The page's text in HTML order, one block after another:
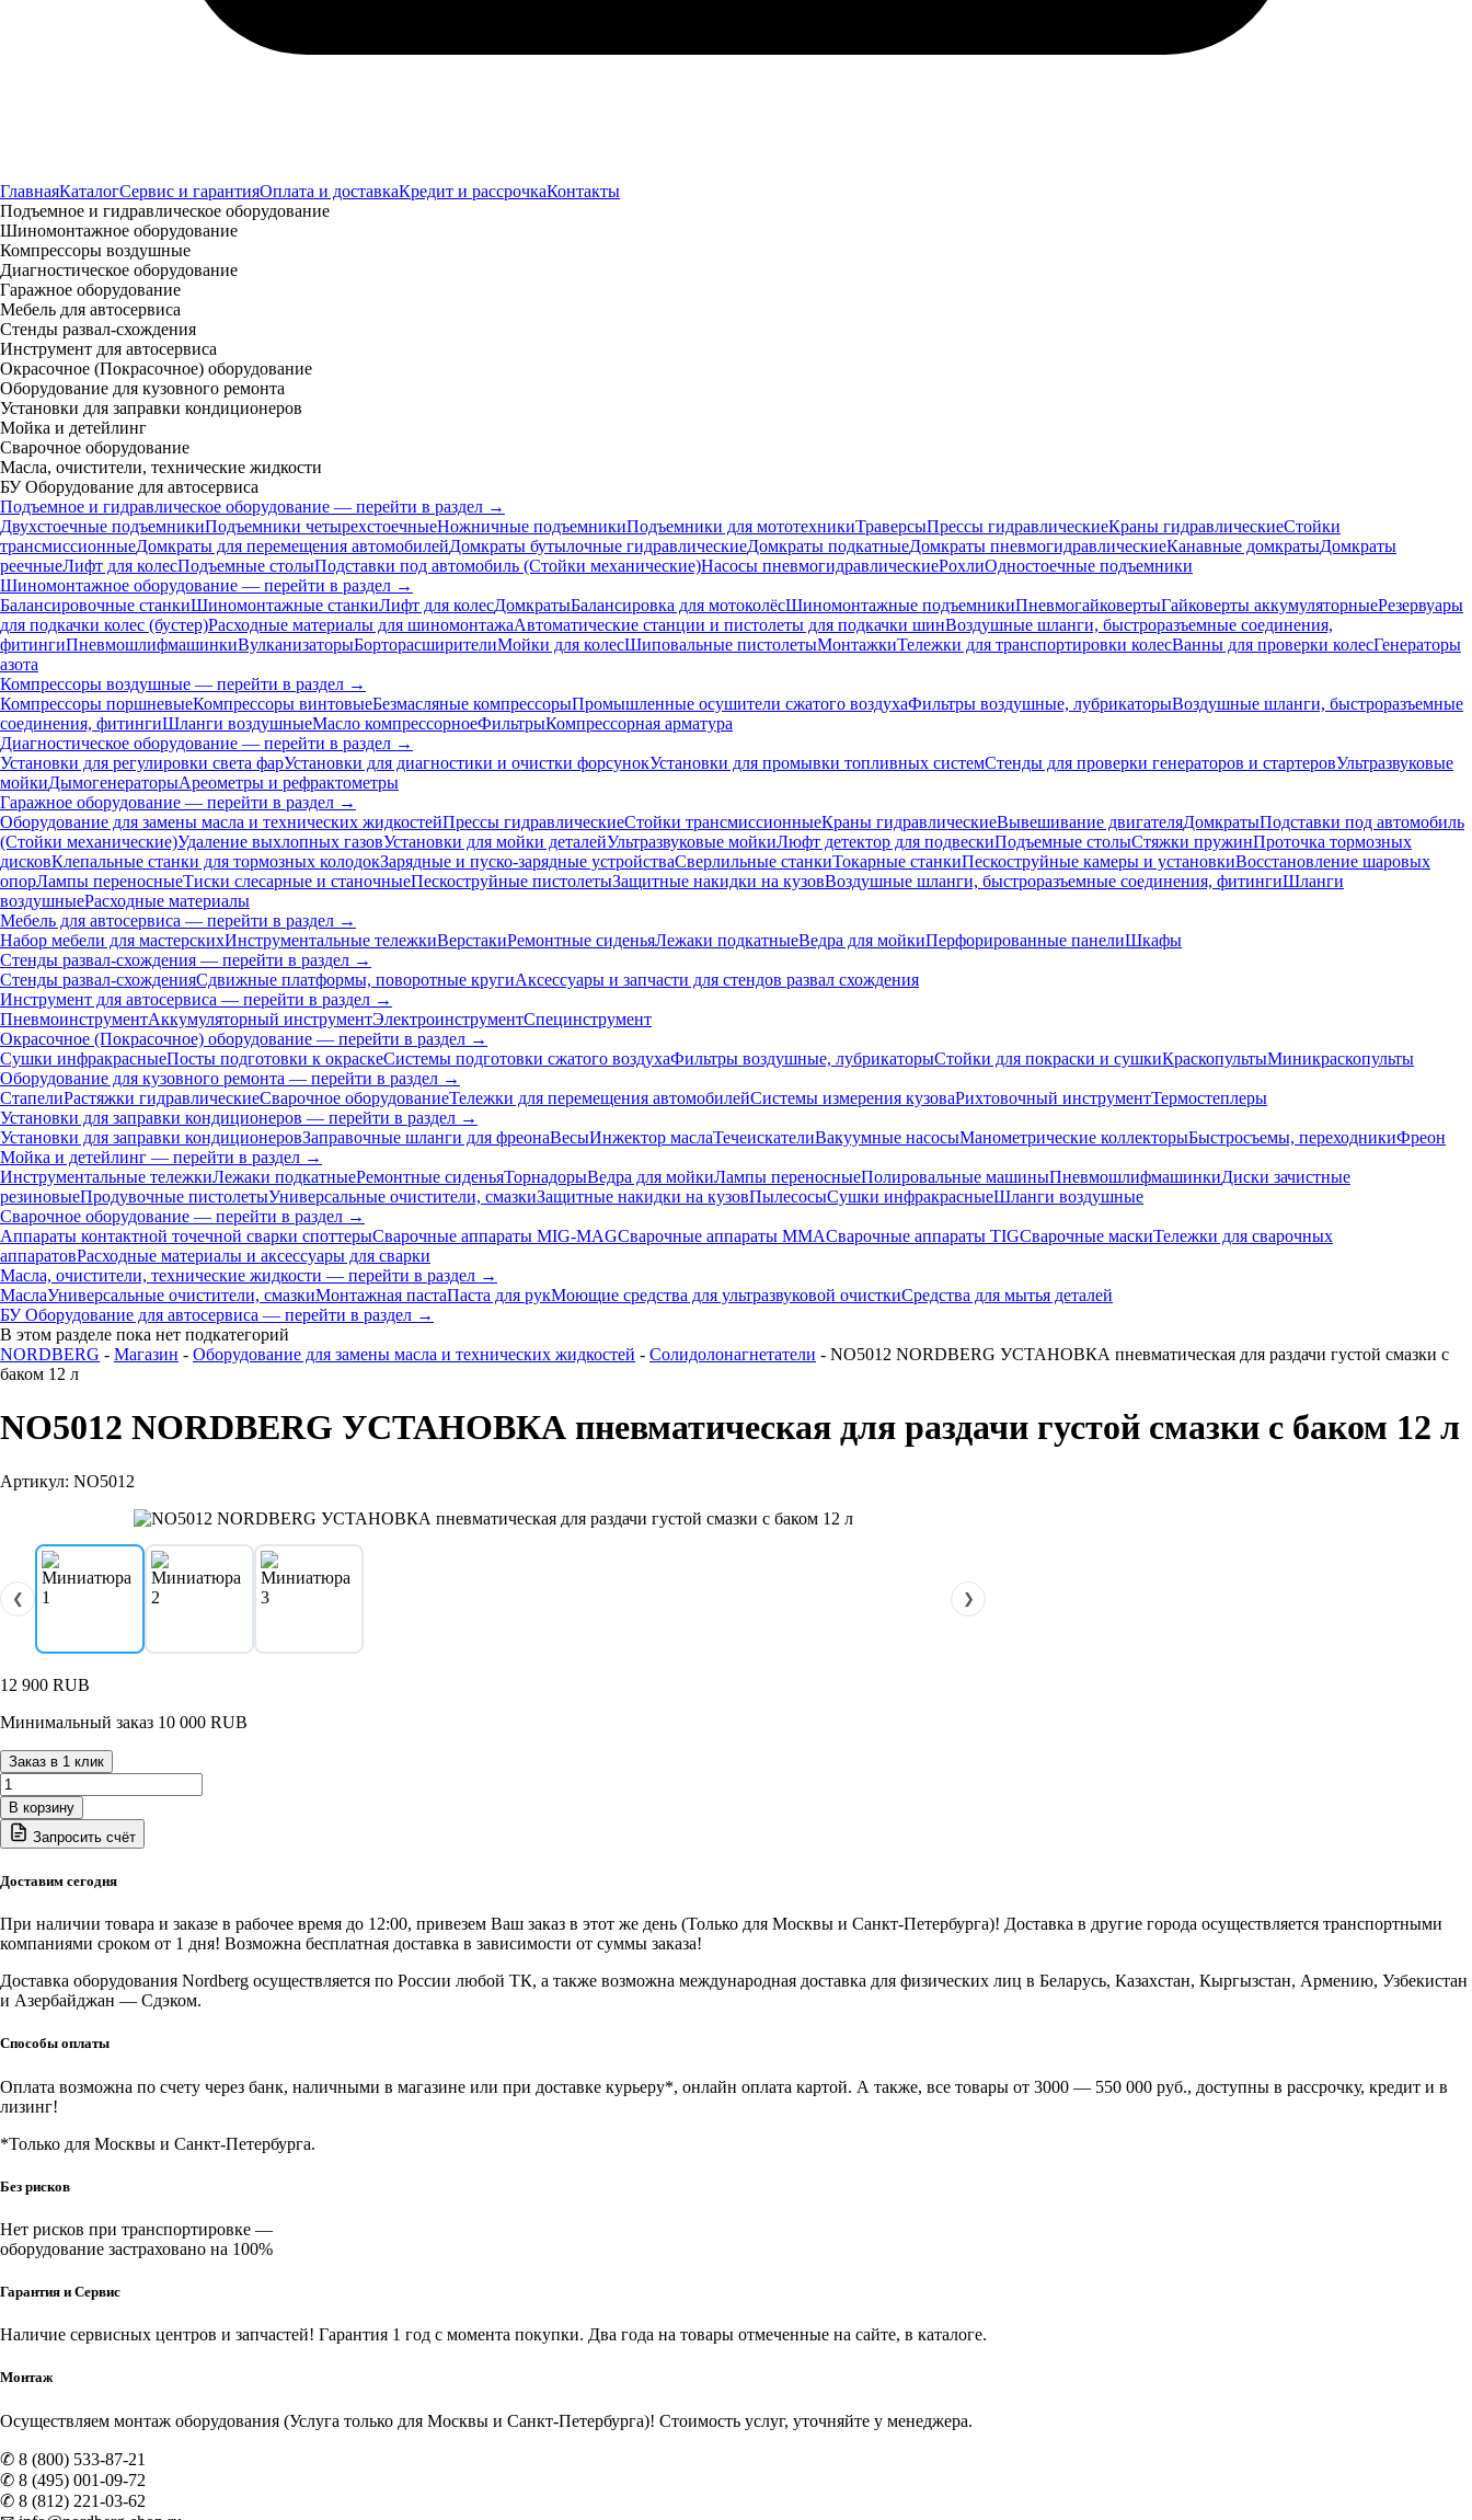
ГлавнаяКаталогСервис и гарантияОплата и доставкаКредит и рассрочкаКонтакты
Подъемное и гидравлическое оборудование
Шиномонтажное оборудование
Компрессоры воздушные
Диагностическое оборудование
Гаражное оборудование
Мебель для автосервиса
Стенды развал-схождения
Инструмент для автосервиса
Окрасочное (Покрасочное) оборудование
Оборудование для кузовного ремонта
Установки для заправки кондиционеров
Мойка и детейлинг
Сварочное оборудование
Масла, очистители, технические жидкости
БУ Оборудование для автосервиса
Подъемное и гидравлическое оборудование — перейти в раздел →
Двухстоечные подъемникиПодъемники четырехстоечныеНожничные подъемникиПодъемники для мототехникиТраверсыПрессы гидравлическиеКраны гидравлическиеСтойки
трансмиссионныеДомкраты для перемещения автомобилейДомкраты бутылочные гидравлическиеДомкраты подкатныеДомкраты пневмогидравлическиеКанавные домкратыДомкраты
реечныеЛифт для колесПодъемные столыПодставки под автомобиль (Стойки механические)Насосы пневмогидравлическиеРохлиОдностоечные подъемники
Шиномонтажное оборудование — перейти в раздел →
Балансировочные станкиШиномонтажные станкиЛифт для колесДомкратыБалансировка для мотоколёсШиномонтажные подъемникиПневмогайковертыГайковерты аккумуляторныеРезервуары
для подкачки колес (бустер)Расходные материалы для шиномонтажаАвтоматические станции и пистолеты для подкачки шинВоздушные шланги, быстроразъемные соединения,
фитингиПневмошлифмашинкиВулканизаторыБорторасширителиМойки для колесШиповальные пистолетыМонтажкиТележки для транспортировки колесВанны для проверки колесГенераторы
азота
Компрессоры воздушные — перейти в раздел →
Компрессоры поршневыеКомпрессоры винтовыеБезмасляные компрессорыПромышленные осушители сжатого воздухаФильтры воздушные, лубрикаторыВоздушные шланги, быстроразъемные
соединения, фитингиШланги воздушныеМасло компрессорноеФильтрыКомпрессорная арматура
Диагностическое оборудование — перейти в раздел →
Установки для регулировки света фарУстановки для диагностики и очистки форсунокУстановки для промывки топливных системСтенды для проверки генераторов и стартеровУльтразвуковые
мойкиДымогенераторыАреометры и рефрактометры
Гаражное оборудование — перейти в раздел →
Оборудование для замены масла и технических жидкостейПрессы гидравлическиеСтойки трансмиссионныеКраны гидравлическиеВывешивание двигателяДомкратыПодставки под автомобиль
(Стойки механические)Удаление выхлопных газовУстановки для мойки деталейУльтразвуковые мойкиЛюфт детектор для подвескиПодъемные столыСтяжки пружинПроточка тормозных
дисковКлепальные станки для тормозных колодокЗарядные и пуско-зарядные устройстваСверлильные станкиТокарные станкиПескоструйные камеры и установкиВосстановление шаровых
опорЛампы переносныеТиски слесарные и станочныеПескоструйные пистолетыЗащитные накидки на кузовВоздушные шланги, быстроразъемные соединения, фитингиШланги
воздушныеРасходные материалы
Мебель для автосервиса — перейти в раздел →
Набор мебели для мастерскихИнструментальные тележкиВерстакиРемонтные сиденьяЛежаки подкатныеВедра для мойкиПерфорированные панелиШкафы
Стенды развал-схождения — перейти в раздел →
Стенды развал-схожденияСдвижные платформы, поворотные кругиАксессуары и запчасти для стендов развал схождения
Инструмент для автосервиса — перейти в раздел →
ПневмоинструментАккумуляторный инструментЭлектроинструментСпецинструмент
Окрасочное (Покрасочное) оборудование — перейти в раздел →
Сушки инфракрасныеПосты подготовки к окраскеСистемы подготовки сжатого воздухаФильтры воздушные, лубрикаторыСтойки для покраски и сушкиКраскопультыМиникраскопульты
Оборудование для кузовного ремонта — перейти в раздел →
СтапелиРастяжки гидравлическиеСварочное оборудованиеТележки для перемещения автомобилейСистемы измерения кузоваРихтовочный инструментТермостеплеры
Установки для заправки кондиционеров — перейти в раздел →
Установки для заправки кондиционеровЗаправочные шланги для фреонаВесыИнжектор маслаТечеискателиВакуумные насосыМанометрические коллекторыБыстросъемы, переходникиФреон
Мойка и детейлинг — перейти в раздел →
Инструментальные тележкиЛежаки подкатныеРемонтные сиденьяТорнадорыВедра для мойкиЛампы переносныеПолировальные машиныПневмошлифмашинкиДиски зачистные
резиновыеПродувочные пистолетыУниверсальные очистители, смазкиЗащитные накидки на кузовПылесосыСушки инфракрасныеШланги воздушные
Сварочное оборудование — перейти в раздел →
Аппараты контактной точечной сварки cпоттерыСварочные аппараты MIG-MAGСварочные аппараты MMAСварочные аппараты TIGСварочные маскиТележки для сварочных
аппаратовРасходные материалы и аксессуары для сварки
Масла, очистители, технические жидкости — перейти в раздел →
МаслаУниверсальные очистители, смазкиМонтажная пастаПаста для рукМоющие средства для ультразвуковой очисткиСредства для мытья деталей
БУ Оборудование для автосервиса — перейти в раздел →
В этом разделе пока нет подкатегорий
NORDBERG - Магазин - Оборудование для замены масла и технических жидкостей - Солидолонагнетатели - NO5012 NORDBERG УСТАНОВКА пневматическая для раздачи густой смазки с
баком 12 л
NO5012 NORDBERG УСТАНОВКА пневматическая для раздачи густой смазки с баком 12 л
Артикул: NO5012
❮ ❯
12 900 RUB
Минимальный заказ 10 000 RUB
Заказ в 1 клик
Количество
товара
NO5012
NORDBERG
пневматическая
раздачи
густой
с
баком
л
В корзину
Запросить счёт
Доставим сегодня
При наличии товара и заказе в рабочее время до 12:00, привезем Ваш заказ в этот же день (Только для Москвы и Санкт-Петербурга)! Доставка в другие города осуществляется транспортными
компаниями сроком от 1 дня! Возможна бесплатная доставка в зависимости от суммы заказа!
Доставка оборудования Nordberg осуществляется по России любой ТК, а также возможна международная доставка для физических лиц в Беларусь, Казахстан, Кыргызстан, Армению, Узбекистан
и Азербайджан — Сдэком.
Способы оплаты
Оплата возможна по счету через банк, наличными в магазине или при доставке курьеру*, онлайн оплата картой. А также, все товары от 3000 — 550 000 руб., доступны в рассрочку, кредит и в
лизинг!
*Только для Москвы и Санкт-Петербурга.
Без рисков
Нет рисков при транспортировке —
оборудование застраховано на 100%
Гарантия и Сервис
Наличие сервисных центров и запчастей! Гарантия 1 год с момента покупки. Два года на товары отмеченные на сайте, в каталоге.
Монтаж
Осуществляем монтаж оборудования (Услуга только для Москвы и Санкт-Петербурга)! Стоимость услуг, уточняйте у менеджера.
✆ 8 (800) 533-87-21
✆ 8 (495) 001-09-72
✆ 8 (812) 221-03-62